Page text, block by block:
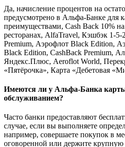
Да, начисление процентов на
предусмотрено в Альфа-Банке для
преимуществами, Cash Back 10%
ресторанах, AlfaTravel, Кэшбэк 1-
Premium, Аэрофлот Black Edition,
Black Edition, CashBack Premium,
Яндекс.Плюс, Aeroflot World,
«Пятёрочка», Карта «Дебетовая
Имеются ли у Альфа-Банка
обслуживанием?
Часто банки предоставляют
случае, если вы выполняете
например, совершаете покупок в
оговоренной или держите крупную